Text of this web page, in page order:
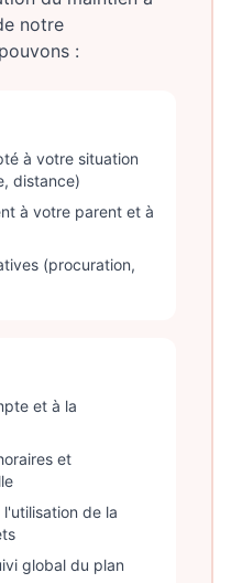
notre
:
à votre situation
distance)
à votre parent et à
(procuration,
et à la
et
de la
global du plan